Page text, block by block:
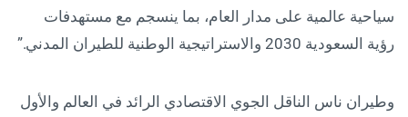
سياحية عالمية على مدار العام، بما ينسجم مع مستهدفات
رؤية السعودية 2030 والاستراتيجية الوطنية للطيران المدني.”
وطيران ناس الناقل الجوي الاقتصادي الرائد في العالم والأول